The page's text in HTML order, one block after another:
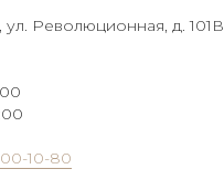
ул. Революционная, д. 101В
10-80